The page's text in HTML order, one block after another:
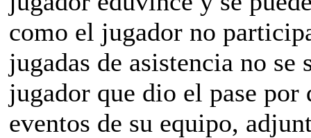
como el jugador no
jugadas de asistencia no
jugador que dio el pase por
eventos de su equipo,